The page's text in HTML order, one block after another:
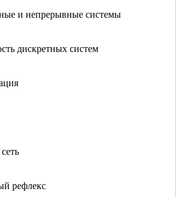
и непрерывные системы
дискретных систем
рефлекс